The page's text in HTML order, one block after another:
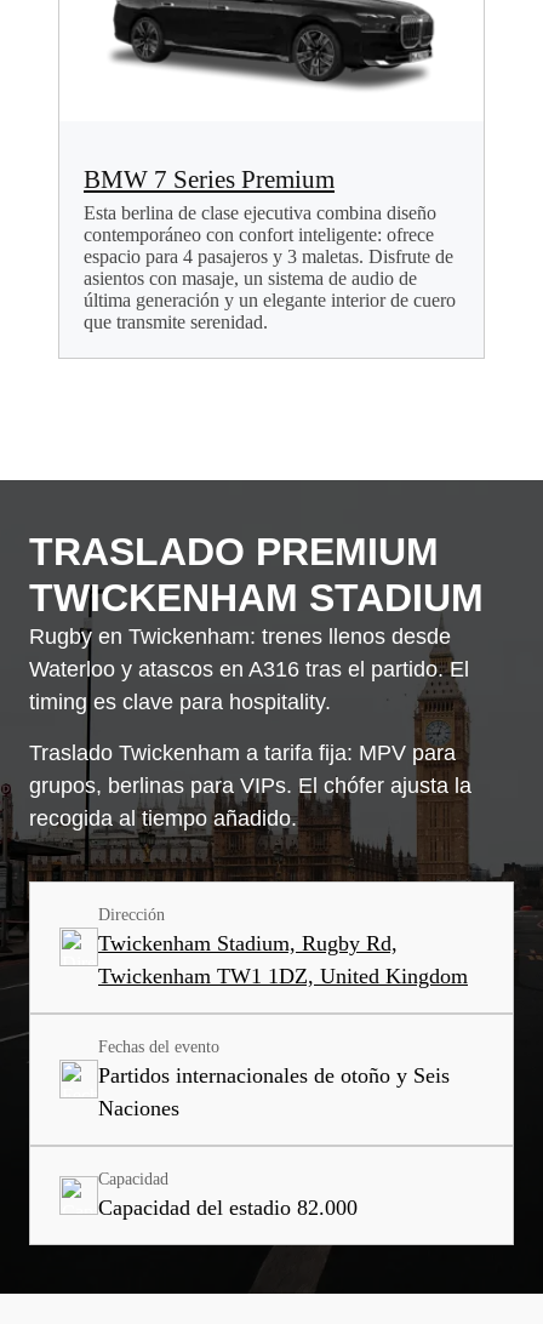
BMW 7 Series Premium
Esta berlina de clase ejecutiva combina diseño
contemporáneo con confort inteligente: ofrece
espacio para 4 pasajeros y 3 maletas. Disfrute de
asientos con masaje, un sistema de audio de
última generación y un elegante interior de cuero
que transmite serenidad.
TRASLADO PREMIUM
TWICKENHAM STADIUM
Rugby en Twickenham: trenes llenos desde
Waterloo y atascos en A316 tras el partido. El
timing es clave para hospitality.
Traslado Twickenham a tarifa fija: MPV para
grupos, berlinas para VIPs. El chófer ajusta la
recogida al tiempo añadido.
Dirección
Twickenham Stadium, Rugby Rd,
Twickenham TW1 1DZ, United Kingdom
Fechas del evento
Partidos internacionales de otoño y Seis
Naciones
Capacidad
Capacidad del estadio 82.000